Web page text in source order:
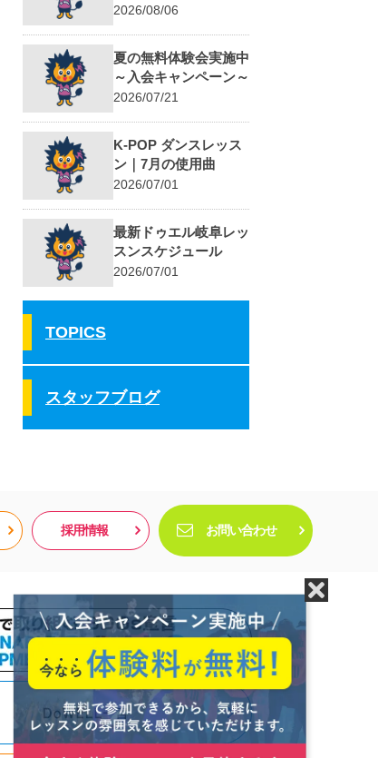
ILLIT『It’s Me』に挑
2026/08/06
夏の無料体験会実施中
～入会キャンペーン～
2026/07/21
K-POP ダンスレッス
ン｜7月の使用曲
2026/07/01
最新ドゥエル岐阜レッ
スンスケジュール
2026/07/01
TOPICS
スタッフブログ
採用情報 お問い合わせ